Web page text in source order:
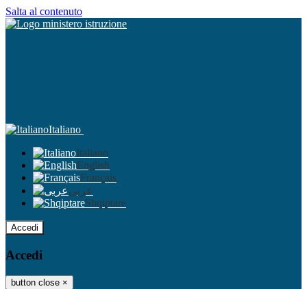
Salta al contenuto
Italiano
Italiano
English
Français
عربى
Shqiptare
Accedi
Accedi
button close ×